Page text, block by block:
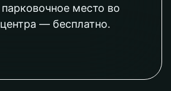
место во
— бесплатно.